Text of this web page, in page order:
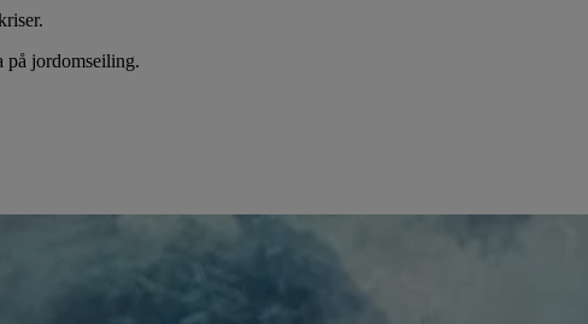
på jordomseiling.